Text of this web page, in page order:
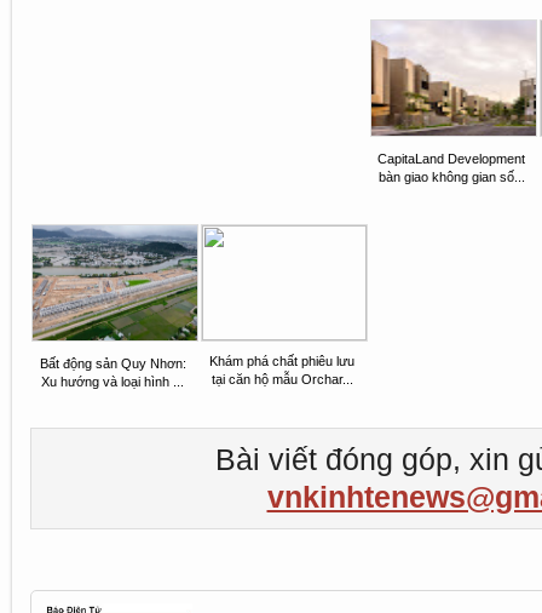
CapitaLand Development
bàn giao không gian số...
Bất động sản Quy Nhơn:
Xu hướng và loại hình ...
Khám phá chất phiêu lưu
tại căn hộ mẫu Orchar...
Bài viết đóng góp, xin